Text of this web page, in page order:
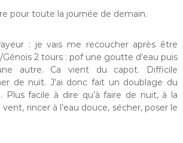
pour toute la journée de demain.
: je vais me recoucher après être
Génois 2 tours : pof une goutte d’eau puis
autre. Ca vient du capot. Difficile
de nuit. J’ai donc fait un doublage du
Plus facile à dire qu’à faire de nuit, à la
rincer à l’eau douce, sécher, poser le